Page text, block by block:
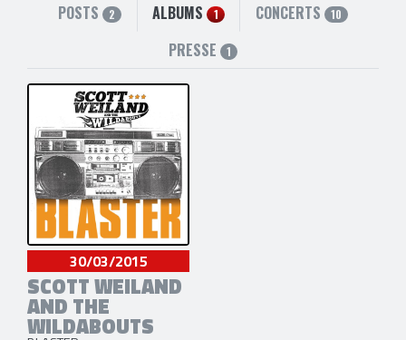
POSTS 2 ALBUMS 1 CONCERTS 10
PRESSE 1
30/03/2015
SCOTT WEILAND
AND THE
WILDABOUTS